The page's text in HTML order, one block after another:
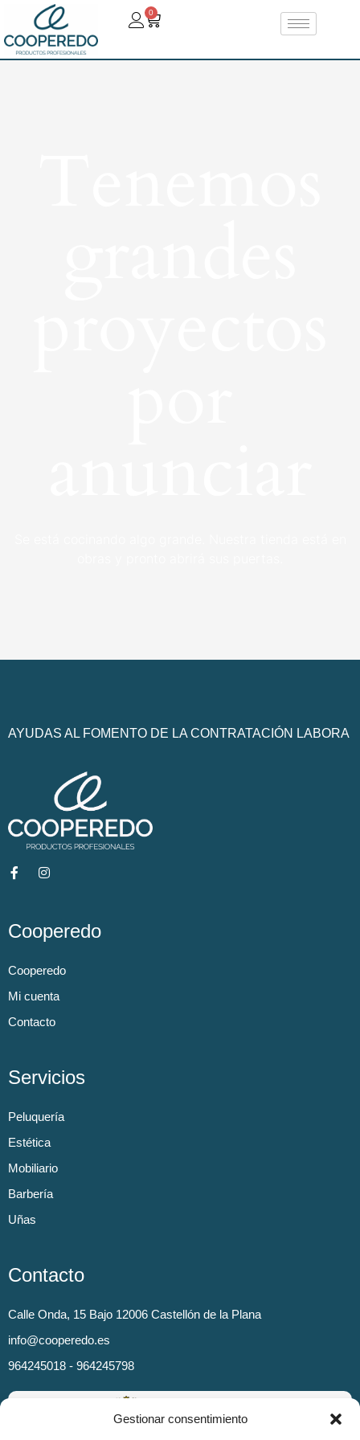
Gestionar consentimiento
0
AYUDAS AL FOMENTO DE LA CONTRATACIÓN LABORA
Cooperedo
Cooperedo
Mi cuenta
Contacto
Servicios
Peluquería
Estética
Mobiliario
Barbería
Uñas
Contacto
Calle Onda, 15 Bajo 12006 Castellón de la Plana
info@cooperedo.es
964245018 - 964245798